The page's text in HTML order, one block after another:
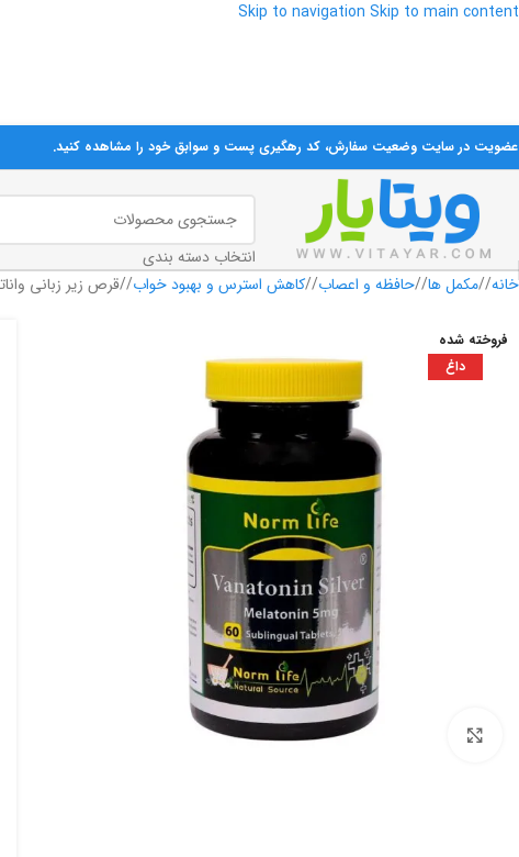
Skip to navigation Skip to main content
عضویت در سایت وضعیت سفارش، کد رهگیری پست و سوابق خود را مشاهده کنید.
انتخاب دسته بندی
خانه/ مکمل ها/ حافظه و اعصاب/ کاهش استرس و بهبود خواب/ قرص زیر زبانی واناتونین سیلور ۵
فروخته شده
داغ
برای بزرگنمایی کلیک کنید